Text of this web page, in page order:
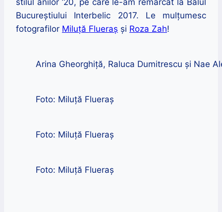
stilul anilor ’20, pe care le-am remarcat la Balul
Bucureștiului Interbelic 2017. Le mulțumesc
fotografilor Miluță Flueraș și Roza Zah!
Arina Gheorghiță, Raluca Dumitrescu și Nae
Foto: Miluță Flueraș
Foto: Miluță Flueraș
Foto: Miluță Flueraș